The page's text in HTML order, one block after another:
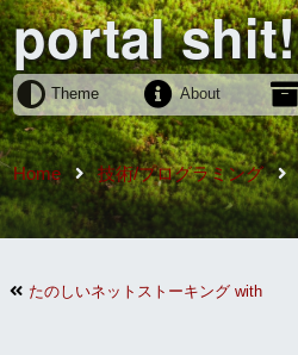
portal shit!
Theme About
Home 技術/プログラミング
パーはわかりにくい
たのしいネットストーキング with Ruby